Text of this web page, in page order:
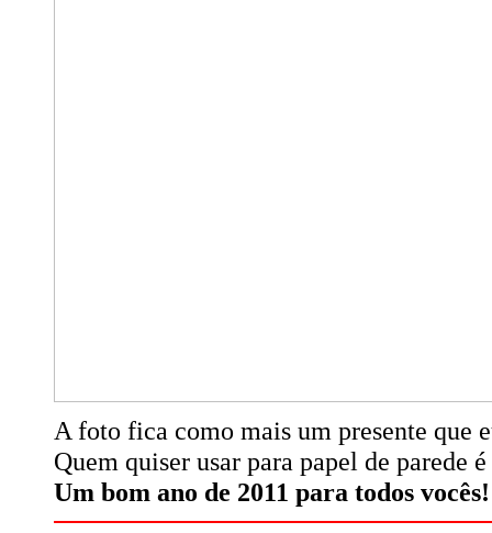
A foto fica como mais um presente que
Quem quiser usar para papel de parede
Um bom ano de 2011 para todos vocês!